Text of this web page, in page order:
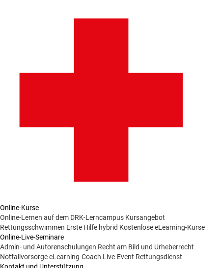
Online-Kurse
Online-Lernen auf dem DRK-Lerncampus Kursangebot
Rettungsschwimmen Erste Hilfe hybrid Kostenlose eLearning-Kurse
Online-Live-Seminare
Admin- und Autorenschulungen Recht am Bild und Urheberrecht
NotfallvorsorgeeLearning-Coach Live-Event Rettungsdienst